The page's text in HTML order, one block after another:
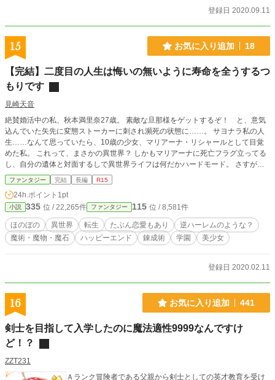
登録日 2020.09.11
15 お気に入り追加 18
【完結】二度目の人生は悔いの無いように寿命を全うするつ
もりです
見崎天音
絶賛婚活中の私、秋本満里奈27歳。 素敵な旦那様をゲットするぞ！ と、意気
込んでいた矢先に変態ストーカーに刺され瀕死の状態に……。 サヨナラ私の人
生……なんて思っていたら、10歳の少女、マリアーナ・リシャールとして目覚
めた私。 これって、まさかの異世界？ しかもマリアーナに死亡フラグ立ってる
し、自分の遺体と対面するしで異世界ライフは何だかハードモード。 さすがに
二度目の人生は悔いの無いように寿命を全うしたいんですけど？ これは時々人
を助け、たまに謎を解き、いつもうまうま食するアラサー錬成術師の転生物語で
ある。 設定はゆるふわです。 突っ込みどころ満載？ そこは、スルーでお願い
します。 他サイトにも掲載中です。
ファンタジー 完結 長編 R15
24h.ポイント 1pt
小説 335 位 / 22,265件 ファンタジー 115 位 / 8,581件
ほのぼの 異世界 転生 たぶん恋愛もあり
逆ハーレムのような？
魔術・魔物・魔石
ハッピーエンド 錬成術 学園 美少女
登録日 2020.02.11
16 お気に入り追加 441
剣士を目指して入学したのに魔法適性9999なんですけ
ど！？
ZZT231
Ａランク冒険者である父親から剣士としての英才教育を受け